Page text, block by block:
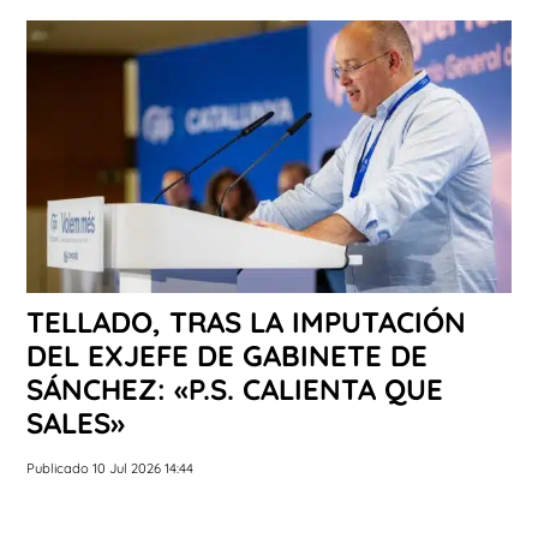
TELLADO, TRAS LA IMPUTACIÓN
DEL EXJEFE DE GABINETE DE
SÁNCHEZ: «P.S. CALIENTA QUE
SALES»
Publicado 10 Jul 2026 14:44